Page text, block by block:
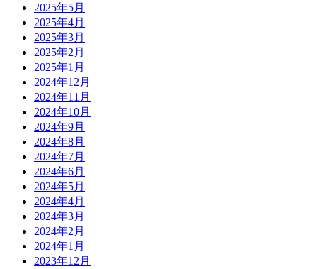
2025年5月
2025年4月
2025年3月
2025年2月
2025年1月
2024年12月
2024年11月
2024年10月
2024年9月
2024年8月
2024年7月
2024年6月
2024年5月
2024年4月
2024年3月
2024年2月
2024年1月
2023年12月